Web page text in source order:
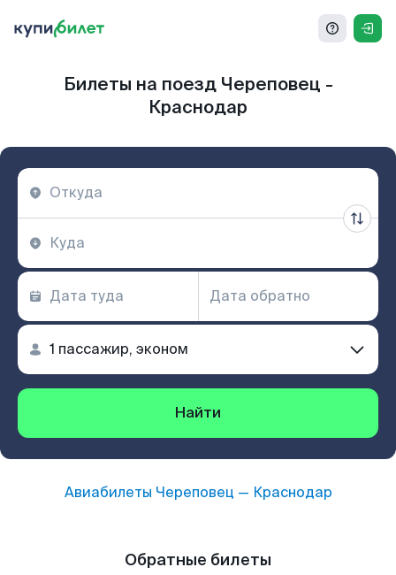
Билеты на поезд Череповец -
Краснодар
Найти
Авиабилеты Череповец — Краснодар
Обратные билеты